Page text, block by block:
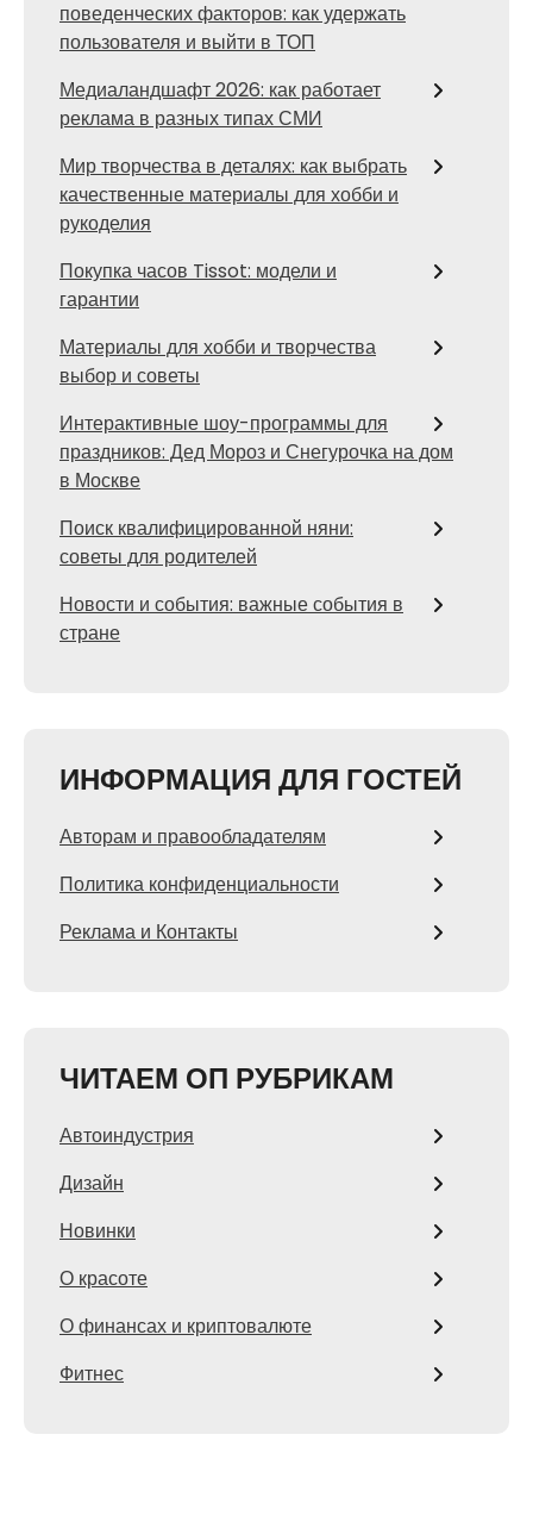
поведенческих факторов: как удержать
пользователя и выйти в ТОП
Медиаландшафт 2026: как работает
реклама в разных типах СМИ
Мир творчества в деталях: как выбрать
качественные материалы для хобби и
рукоделия
Покупка часов Tissot: модели и
гарантии
Материалы для хобби и творчества
выбор и советы
Интерактивные шоу-программы для
праздников: Дед Мороз и Снегурочка на дом
в Москве
Поиск квалифицированной няни:
советы для родителей
Новости и события: важные события в
стране
ИНФОРМАЦИЯ ДЛЯ ГОСТЕЙ
Авторам и правообладателям
Политика конфиденциальности
Реклама и Контакты
ЧИТАЕМ ОП РУБРИКАМ
Автоиндустрия
Дизайн
Новинки
О красоте
О финансах и криптовалюте
Фитнес